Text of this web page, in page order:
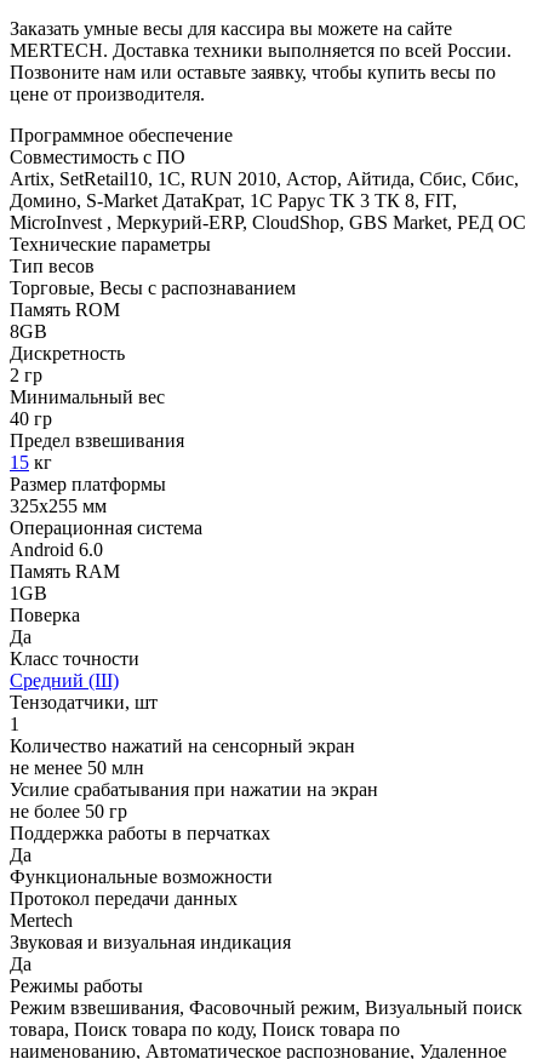
Заказать умные весы для кассира вы можете на сайте
MERTECH. Доставка техники выполняется по всей России.
Позвоните нам или оставьте заявку, чтобы купить весы по
цене от производителя.
Программное обеспечение
Совместимость с ПО
Artix, SetRetail10, 1С, RUN 2010, Астор, Айтида, Сбис, Сбис,
Домино, S-Market ДатаКрат, 1C Рарус ТК 3 ТК 8, FIT,
MicroInvest , Меркурий-ERP, CloudShop, GBS Market, РЕД ОС
Технические параметры
Тип весов
Торговые, Весы с распознаванием
Память ROM
8GB
Дискретность
2 гр
Минимальный вес
40 гр
Предел взвешивания
15 кг
Размер платформы
325х255 мм
Операционная система
Android 6.0
Память RAM
1GB
Поверка
Да
Класс точности
Средний (III)
Тензодатчики, шт
1
Количество нажатий на сенсорный экран
не менее 50 млн
Усилие срабатывания при нажатии на экран
не более 50 гр
Поддержка работы в перчатках
Да
Функциональные возможности
Протокол передачи данных
Mertech
Звуковая и визуальная индикация
Да
Режимы работы
Режим взвешивания, Фасовочный режим, Визуальный поиск
товара, Поиск товара по коду, Поиск товара по
наименованию, Автоматическое распознование, Удаленное